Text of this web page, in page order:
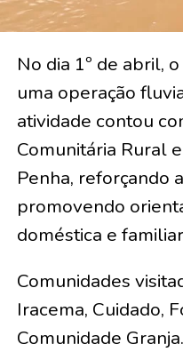
No dia 1º de abril,
uma operação
atividade contou
Comunitária Rural
Penha, reforçando
promovendo
doméstica e
Comunidades
Iracema, Cuidado,
Comunidade Granja.